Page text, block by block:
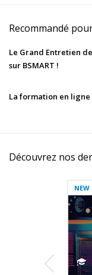
Recommandé
Le Grand Entretien
sur BSMART !
La formation en ligne
Découvrez nos
NEW